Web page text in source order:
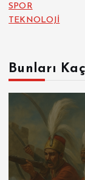
SPOR
TEKNOLOJİ
Bunları